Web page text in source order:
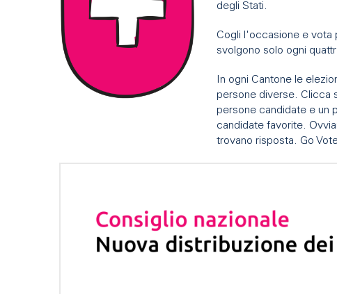
degli Stati.
Cogli l'occasione e vota
svolgono solo ogni
In ogni Cantone le
persone diverse. Clicca
persone candidate e un
candidate favorite.
trovano risposta. Go